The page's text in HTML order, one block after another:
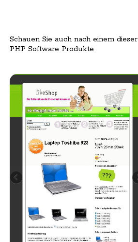
Schauen Sie auch nach einem dieser
PHP Software Produkte